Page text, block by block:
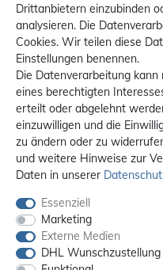
Drittanbietern einzubinden
analysieren. Die
Cookies. Wir teilen diese
Einstellungen benennen.
Die Datenverarbeitung
eines berechtigten
erteilt oder abgelehnt
einzuwilligen und die
zu ändern oder zu
und weitere Hinweise zur
Daten in unserer
Essenziell
Marketing
Externe Medien
DHL Wunschzustellung